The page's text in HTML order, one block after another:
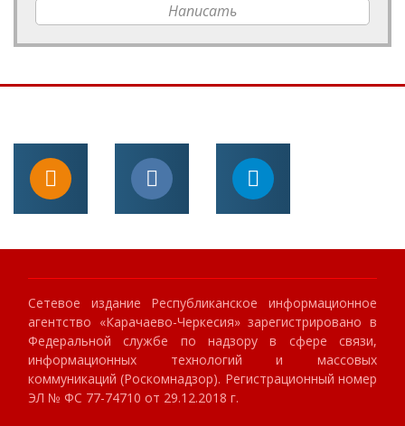
Написать
Сетевое издание Республиканское информационное
агентство «Карачаево-Черкесия» зарегистрировано в
Федеральной службе по надзору в сфере связи,
информационных технологий и массовых
коммуникаций (Роскомнадзор). Регистрационный номер
ЭЛ № ФС 77-74710 от 29.12.2018 г.